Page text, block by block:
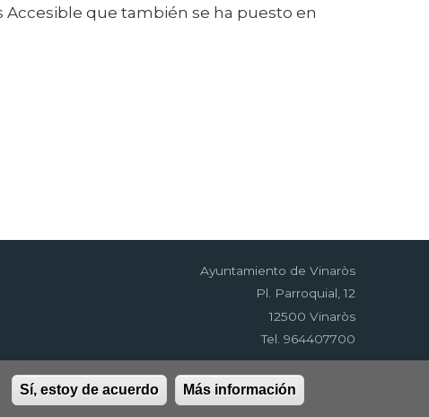
Accesible que también se ha puesto en
Ayuntamiento de Vinaròs
Pl. Parroquial, 12
12500 Vinaròs
Tel. 964407700
RSS EDUSI
Sí, estoy de acuerdo Más información